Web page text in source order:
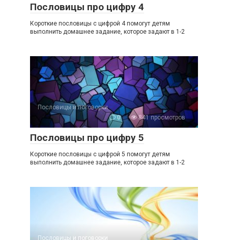
Пословицы про цифру 4
Короткие пословицы с цифрой 4 помогут детям
выполнить домашнее задание, которое задают в 1-2
Пословицы и поговорки
0
841 просмотров
Пословицы про цифру 5
Короткие пословицы с цифрой 5 помогут детям
выполнить домашнее задание, которое задают в 1-2
Пословицы и поговорки